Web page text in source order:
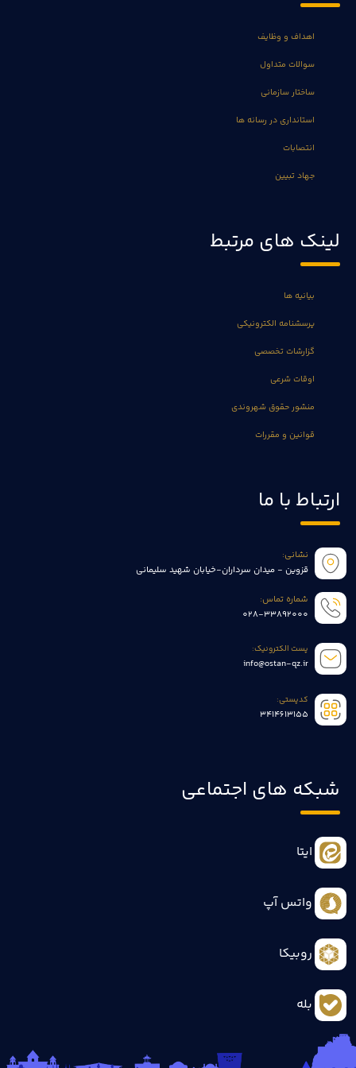
اهداف و وظایف
سوالات متداول
ساختار سازمانی
استانداری در رسانه ها
انتصابات
جهاد تبیین
لینک های مرتبط
بیانیه ها
پرسشنامه الکترونیکی
گزارشات تخصصی
اوقات شرعی
منشور حقوق شهروندی
قوانین و مقررات
ارتباط با ما
نشانی:
قزوین - میدان سرداران-خیابان شهید سلیمانی
شماره تماس:
028-33892000
پست الکترونیک:
info@ostan-qz.ir
کدپستی:
3414613155
شبکه های اجتماعی
ایتا
واتس آپ
روبیکا
بله